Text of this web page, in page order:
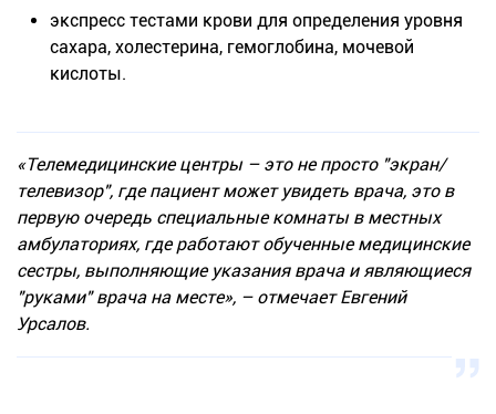
экспресс тестами крови для определения уровня
сахара, холестерина, гемоглобина, мочевой
кислоты.
«Телемедицинские центры – это не просто "экран/
телевизор", где пациент может увидеть врача, это в
первую очередь специальные комнаты в местных
амбулаториях, где работают обученные медицинские
сестры, выполняющие указания врача и являющиеся
"руками" врача на месте», – отмечает Евгений
Урсалов.